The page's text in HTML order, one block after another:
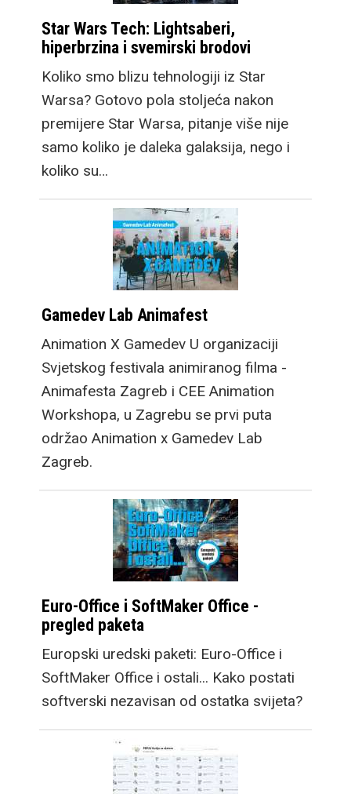
Star Wars Tech: Lightsaberi,
hiperbrzina i svemirski brodovi
Koliko smo blizu tehnologiji iz Star
Warsa? Gotovo pola stoljeća nakon
premijere Star Warsa, pitanje više nije
samo koliko je daleka galaksija, nego i
koliko su…
Gamedev Lab Animafest
Animation X Gamedev U organizaciji
Svjetskog festivala animiranog filma -
Animafesta Zagreb i CEE Animation
Workshopa, u Zagrebu se prvi puta
održao Animation x Gamedev Lab
Zagreb.
Euro-Office i SoftMaker Office -
pregled paketa
Europski uredski paketi: Euro-Office i
SoftMaker Office i ostali... Kako postati
softverski nezavisan od ostatka svijeta?